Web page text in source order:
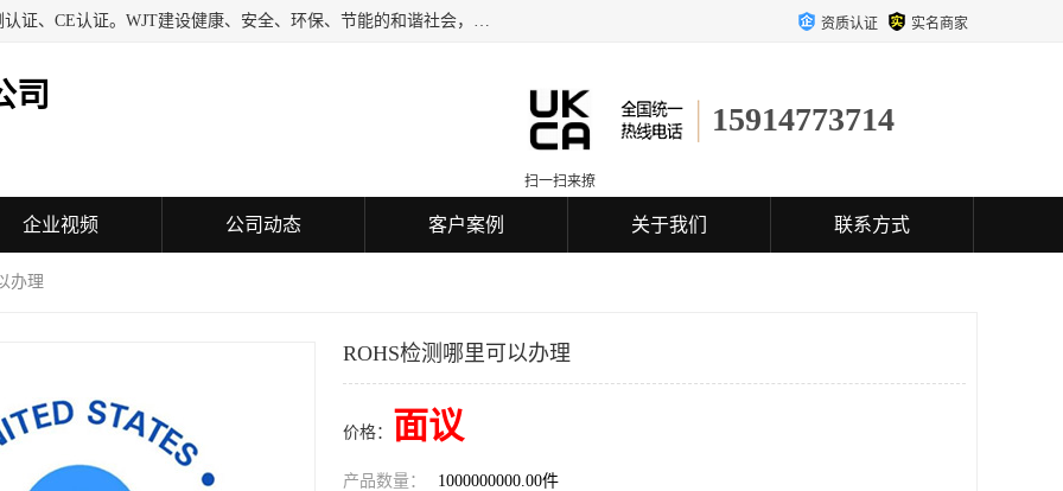
深圳万检通科技有限公司专业从事iso9001质量认证、质量检测认证、CE认证。WJT建设健康、安全、环保、节能的和谐社会，力图在检验、鉴定、测试及认证领域成为受人信赖的机构。 资质认证 实名商家
司
15914773714
扫一扫来撩
企业视频 公司动态 客户案例 关于我们 联系方式
办理
ROHS检测哪里可以办理
价格： 面议
产品数量： 1000000000.00件